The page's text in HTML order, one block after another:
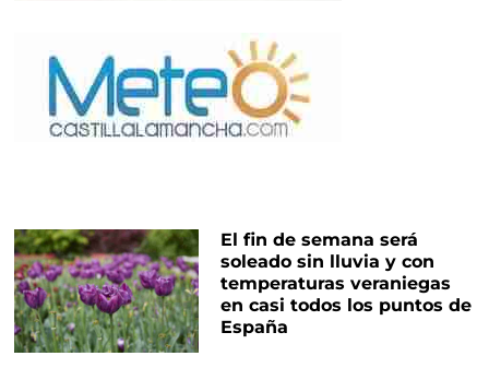
El fin de semana será
soleado sin lluvia y con
temperaturas veraniegas
en casi todos los puntos de
España